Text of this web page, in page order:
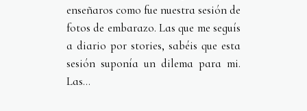
enseñaros como fue nuestra sesión de
fotos de embarazo. Las que me seguís
a diario por stories, sabéis que esta
sesión suponía un dilema para mi.
Las...